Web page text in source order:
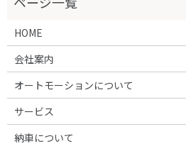
HOME
会社案内
オートモーションについて
サービス
納車について